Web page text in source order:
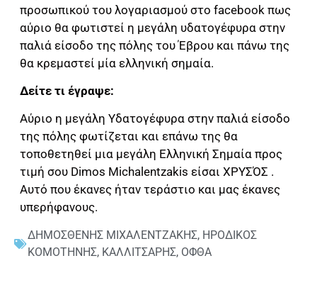
προσωπικού του λογαριασμού στο facebook πως
αύριο θα φωτιστεί η μεγάλη υδατογέφυρα στην
παλιά είσοδο της πόλης του Έβρου και πάνω της
θα κρεμαστεί μία ελληνική σημαία.
Δείτε τι έγραψε:
Αύριο η μεγάλη Yδατογέφυρα στην παλιά είσοδο
της πόλης φωτίζεται και επάνω της θα
τοποθετηθεί μια μεγάλη Ελληνική Σημαία προς
τιμή σου Dimos Michalentzakis είσαι ΧΡΥΣΌΣ .
Αυτό που έκανες ήταν τεράστιο και μας έκανες
υπερήφανους.
ΔΗΜΟΣΘΕΝΗΣ ΜΙΧΑΛΕΝΤΖΑΚΗΣ, ΗΡΟΔΙΚΟΣ
ΚΟΜΟΤΗΝΗΣ, ΚΑΛΛΙΤΣΑΡΗΣ, ΟΦΘΑ